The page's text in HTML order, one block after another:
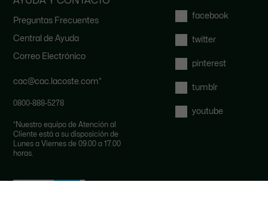
Preguntas Frecuentes
Central de Ayuda
Correo Electrónico
cac@cac.lacoste.com*
0800-888-5278
* Nuestro equipo de Atención al
Cliente está a su disposición de
Lunes a Viernes de 09.00 a 17.00
horas.
facebook
twitter
pinterest
tumblr
youtube